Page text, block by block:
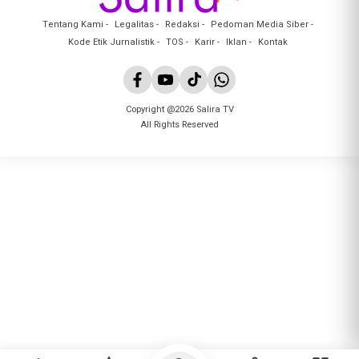
Tentang Kami Legalitas Redaksi
Pedoman Media Siber
Kode Etik Jurnalistik
TOS Karir Iklan Kontak
Copyright @2026 Salira TV
All Rights Reserved